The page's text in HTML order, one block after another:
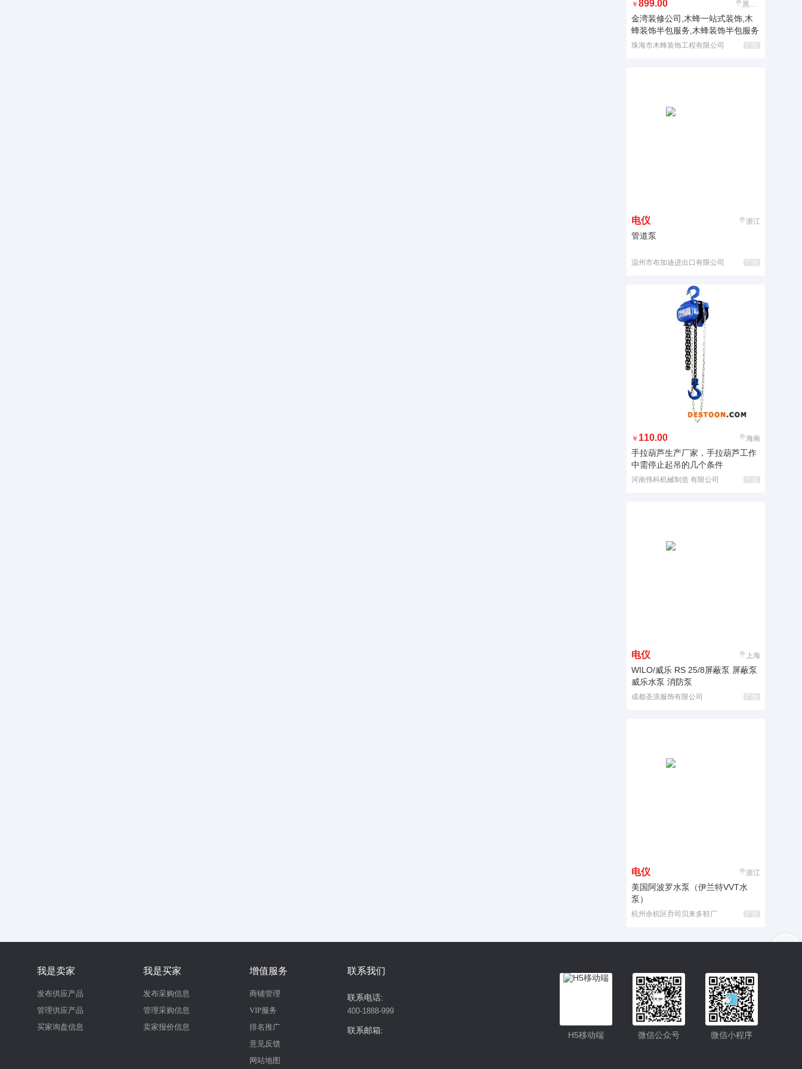
￥ 899.00 黑龙江
金湾装修公司,木蜂一站式装饰,木
蜂装饰半包服务,木蜂装饰半包服务
珠海市木蜂装饰工程有限公司 广告
电仪 浙江
管道泵
温州市布加迪进出口有限公司 广告
￥ 110.00 海南
手拉葫芦生产厂家，手拉葫芦工作
中需停止起吊的几个条件
河南伟科机械制造 有限公司 广告
电仪 上海
WILO/威乐 RS 25/8屏蔽泵 屏蔽泵
威乐水泵 消防泵
成都圣浪服饰有限公司 广告
电仪 浙江
美国阿波罗水泵（伊兰特VVT水
泵）
杭州余杭区乔司贝来多鞋厂 广告
我是卖家
发布供应产品
管理供应产品
买家询盘信息
我是买家
发布采购信息
管理采购信息
卖家报价信息
增值服务
商铺管理
VIP服务
排名推广
意见反馈
网站地图
联系我们
联系电话:
400-1888-999
联系邮箱: 微信小程序
微信公众号
H5移动端
小程序更便捷的查找产品